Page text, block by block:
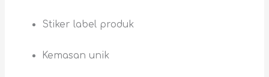
Stiker label produk
Kemasan unik